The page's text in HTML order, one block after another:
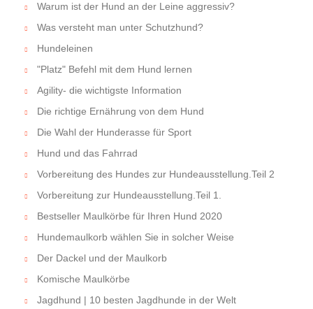
Warum ist der Hund an der Leine aggressiv?
Was versteht man unter Schutzhund?
Hundeleinen
"Platz" Befehl mit dem Hund lernen
Agility- die wichtigste Information
Die richtige Ernährung von dem Hund
Die Wahl der Hunderasse für Sport
Hund und das Fahrrad
Vorbereitung des Hundes zur Hundeausstellung.Teil 2
Vorbereitung zur Hundeausstellung.Teil 1.
Bestseller Maulkörbe für Ihren Hund 2020
Hundemaulkorb wählen Sie in solcher Weise
Der Dackel und der Maulkorb
Komische Maulkörbe
Jagdhund | 10 besten Jagdhunde in der Welt